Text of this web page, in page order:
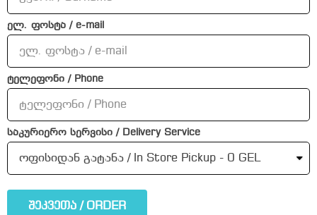
ელ. ფოსტა / e-mail
ტელეფონი / Phone
საკურიერო სერვისი / Delivery Service
შეკვეთა / ORDER